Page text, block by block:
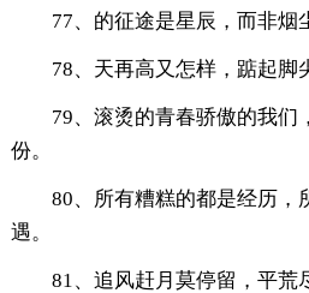
77、的征途是星辰，而非烟
78、天再高又怎样，踮起脚
79、滚烫的青春骄傲的我们
份。
80、所有糟糕的都是经历，
遇。
81、追风赶月莫停留，平荒